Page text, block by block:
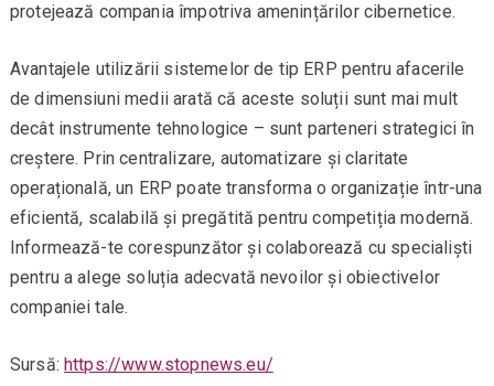
protejează compania împotriva amenințărilor cibernetice.
Avantajele utilizării sistemelor de tip ERP pentru afacerile
de dimensiuni medii arată că aceste soluții sunt mai mult
decât instrumente tehnologice – sunt parteneri strategici în
creștere. Prin centralizare, automatizare și claritate
operațională, un ERP poate transforma o organizație într-una
eficientă, scalabilă și pregătită pentru competiția modernă.
Informează-te corespunzător și colaborează cu specialiști
pentru a alege soluția adecvată nevoilor și obiectivelor
companiei tale.
Sursă: https://www.stopnews.eu/